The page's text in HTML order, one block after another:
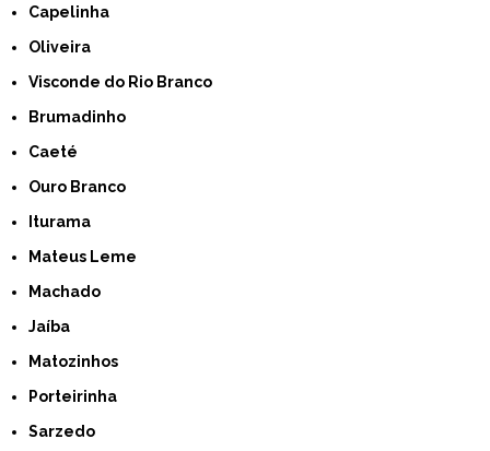
Capelinha
Oliveira
Visconde do Rio Branco
Brumadinho
Caeté
Ouro Branco
Iturama
Mateus Leme
Machado
Jaíba
Matozinhos
Porteirinha
Sarzedo